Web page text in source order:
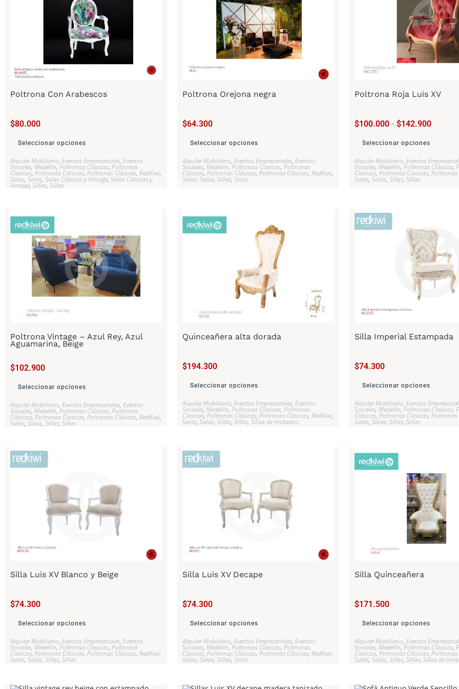
Poltrona Con Arabescos
$80.000
Seleccionar opciones
Alquiler Mobiliario, Eventos Empresariales, Eventos
Sociales, Medellín,Poltronas Clásicas, Poltronas
Clasicas, Poltronas Clásicas, Poltronas Clásicas, RedKiwi,
Salas, Salas, Salas Clásicas y Vintage, Salas Clásicas y
Vintage, Sillas, Sillas
Poltrona Orejona negra
$64.300
Seleccionar opciones
Alquiler Mobiliario, Eventos Empresariales, Eventos
Sociales, Medellín,Poltronas Clasicas, Poltronas
Clásicas, Poltronas Clásicas, Poltronas Clásicas, RedKiwi,
Salas, Salas, Sillas, Sillas
Poltrona Roja Luis XV
$100.000 - $142.900
Seleccionar opciones
Alquiler Mobiliario, Eventos
Sociales, Medellín,Poltronas Clásicas,
Clásicas, Poltronas Clasicas, Poltronas
Salas, Salas, Sillas, Sillas
Poltrona Vintage – Azul Rey, Azul
Aguamarina, Beige
$102.900
Seleccionar opciones
Alquiler Mobiliario, Eventos Empresariales, Eventos
Sociales, Medellín,Poltronas Clásicas, Poltronas
Clásicas, Poltronas Clasicas, Poltronas Clásicas, RedKiwi,
Salas, Salas, Sillas, Sillas
Quinceañera alta dorada
$194.300
Seleccionar opciones
Alquiler Mobiliario, Eventos Empresariales, Eventos
Sociales, Medellín,Poltronas Clásicas, Poltronas
Clasicas, Poltronas Clásicas, Poltronas Clásicas, RedKiwi,
Salas, Salas, Sillas, Sillas, Sillas de Invitados
Silla Imperial Estampada
$74.300
Seleccionar opciones
Alquiler Mobiliario, Eventos
Sociales, Medellín,Poltronas Clasicas,
Clásicas, Poltronas Clásicas, Poltronas
Salas, Salas, Sillas, Sillas
Silla Luis XV Blanco y Beige
$74.300
Seleccionar opciones
Alquiler Mobiliario, Eventos Empresariales, Eventos
Sociales, Medellín,Poltronas Clasicas, Poltronas
Clásicas, Poltronas Clásicas, Poltronas Clásicas, RedKiwi,
Salas, Salas, Sillas, Sillas
Silla Luis XV Decape
$74.300
Seleccionar opciones
Alquiler Mobiliario, Eventos Empresariales, Eventos
Sociales, Medellín,Poltronas Clásicas, Poltronas
Clasicas, Poltronas Clásicas, Poltronas Clásicas, RedKiwi,
Salas, Salas, Sillas, Sillas
Silla Quinceañera
$171.500
Seleccionar opciones
Alquiler Mobiliario, Eventos
Sociales, Medellín,Poltronas Clásicas,
Clásicas, Poltronas Clásicas, Poltronas
Salas, Salas, Sillas, Sillas, Sillas de